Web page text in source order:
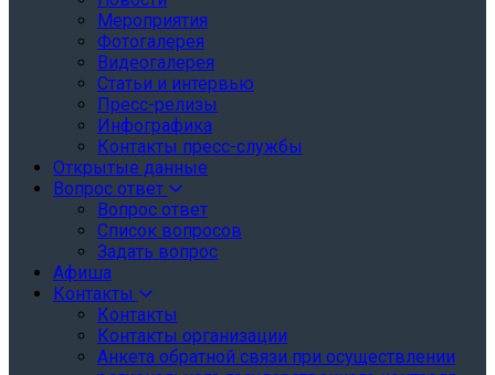
Мероприятия
Фотогалерея
Видеогалерея
Статьи и интервью
Пресс-релизы
Инфографика
Контакты пресс-службы
Открытые данные
Вопрос ответ
Вопрос ответ
Список вопросов
Задать вопрос
Афиша
Контакты
Контакты
Контакты организации
Анкета обратной связи при осуществлении